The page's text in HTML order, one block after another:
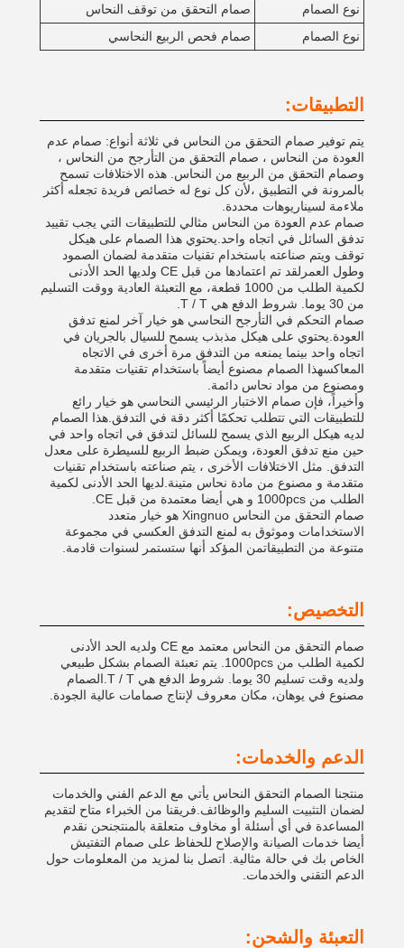
نوع الصمام
صمام التحقق من توقف النحاس
نوع الصمام
صمام فحص الربيع النحاسي
التطبيقات:
يتم توفير صمام التحقق من النحاس في ثلاثة أنواع: صمام عدم
العودة من النحاس ، صمام التحقق من التأرجح من النحاس ،
وصمام التحقق من الربيع من النحاس. هذه الاختلافات تسمح
بالمرونة في التطبيق ،لأن كل نوع له خصائص فريدة تجعله أكثر
ملاءمة لسيناريوهات محددة.
صمام عدم العودة من النحاس مثالي للتطبيقات التي يجب تقييد
تدفق السائل في اتجاه واحد.يحتوي هذا الصمام على هيكل
توقف ويتم صناعته باستخدام تقنيات متقدمة لضمان الصمود
وطول العمرلقد تم اعتمادها من قبل CE ولديها الحد الأدنى
لكمية الطلب من 1000 قطعة، مع التعبئة العادية ووقت التسليم
من 30 يوما. شروط الدفع هي T / T.
صمام التحكم في التأرجح النحاسي هو خيار آخر لمنع تدفق
العودة.يحتوي على هيكل مذبذب يسمح للسيال بالجريان في
اتجاه واحد بينما يمنعه من التدفق مرة أخرى في الاتجاه
المعاكسهذا الصمام مصنوع أيضاً باستخدام تقنيات متقدمة
ومصنوع من مواد نحاس دائمة.
وأخيراً، فإن صمام الاختبار الرئيسي النحاسي هو خيار رائع
للتطبيقات التي تتطلب تحكمًا أكثر دقة في التدفق.هذا الصمام
لديه هيكل الربيع الذي يسمح للسائل لتدفق في اتجاه واحد في
حين منع تدفق العودة، ويمكن ضبط الربيع للسيطرة على معدل
التدفق. مثل الاختلافات الأخرى ، يتم صناعته باستخدام تقنيات
متقدمة و مصنوع من مادة نحاس متينة.لديها الحد الأدنى لكمية
الطلب من 1000pcs و هي أيضا معتمدة من قبل CE.
صمام التحقق من النحاس Xingnuo هو خيار متعدد
الاستخدامات وموثوق به لمنع التدفق العكسي في مجموعة
متنوعة من التطبيقاتمن المؤكد أنها ستستمر لسنوات قادمة.
التخصيص:
صمام التحقق من النحاس معتمد مع CE ولديه الحد الأدنى
لكمية الطلب من 1000pcs. يتم تعبئة الصمام بشكل طبيعي
ولديه وقت تسليم 30 يوما. شروط الدفع هي T / T.الصمام
مصنوع في يوهان، مكان معروف لإنتاج صمامات عالية الجودة.
الدعم والخدمات:
منتجنا الصمام التحقق النحاس يأتي مع الدعم الفني والخدمات
لضمان التثبيت السليم والوظائف.فريقنا من الخبراء متاح لتقديم
المساعدة في أي أسئلة أو مخاوف متعلقة بالمنتجنحن نقدم
أيضا خدمات الصيانة والإصلاح للحفاظ على صمام التفتيش
الخاص بك في حالة مثالية. اتصل بنا لمزيد من المعلومات حول
الدعم التقني والخدمات.
التعبئة والشحن: